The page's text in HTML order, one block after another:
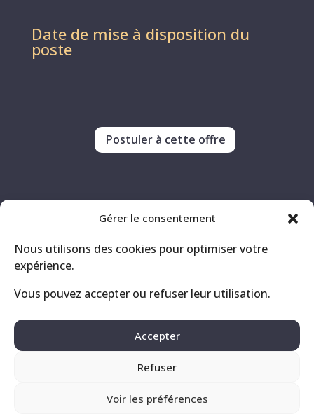
Gérer le consentement
Nous utilisons des cookies pour optimiser votre
expérience.
Vous pouvez accepter ou refuser leur utilisation.
Accepter
Refuser
Voir les préférences
Date de mise à disposition du
poste
Postuler à cette offre
Contact
Mentions légales
Politique de confidentialité